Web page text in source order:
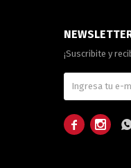
¡Suscribite y
 